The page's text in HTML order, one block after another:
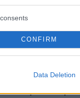
CONFIRM
Data Deletion
μας θα
καθώς
Νόβακ